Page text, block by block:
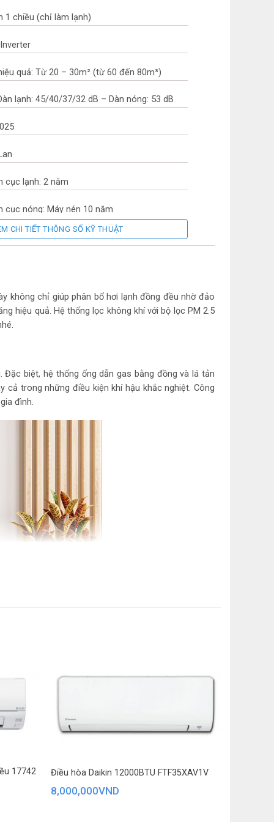
1 chiều (chỉ làm lạnh)
quả: Từ 20 – 30m² (từ 60 đến 80m³)
lạnh: 45/40/37/32 dB – Dàn nóng: 53 dB
cục lạnh: 2 năm
cục nóng: Máy nén 10 năm
Ống dẫn gas bằng Đồng – Lá tản nhiệt
h
khử mùi: Màng lọc sơ cấp Bộ lọc PM 2.5
điều khiển lên xuống trái phải tự động
độ ẩm
nhiệt độ trên dàn lạnh
trẻ em, người già)
CHI TIẾT THÔNG SỐ KỸ THUẬT
không chỉ giúp phân bổ hơi lạnh đồng đều nhờ đảo
hiệu quả. Hệ thống lọc không khí với bộ lọc PM 2.5
biệt, hệ thống ống dẫn gas bằng đồng và lá tản
cả trong những điều kiện khí hậu khắc nghiệt. Công
đình.
lạnh và tạo ra luồng khí lạnh mạnh mẽ, giúp phòng
17742
Điều hòa Daikin 12000BTU FTF35XAV1V
8,000,000VND